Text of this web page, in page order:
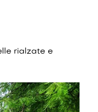
rialzate e